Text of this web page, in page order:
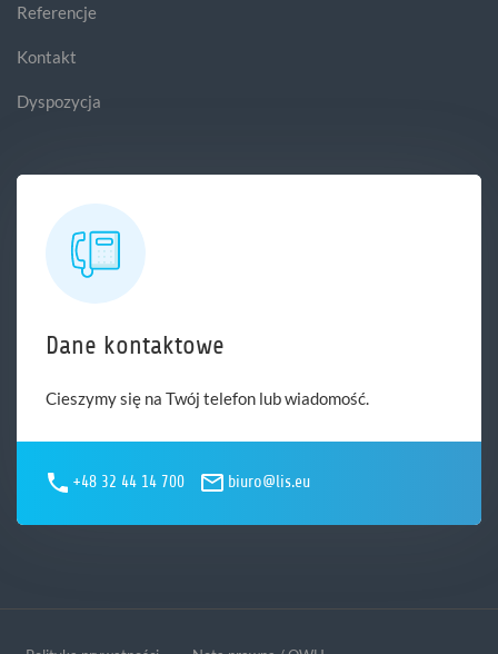
Referencje
Kontakt
Dyspozycja
Dane kontaktowe
Cieszymy się na Twój telefon lub wiadomość.
+48 32 44 14 700 biuro@lis.eu